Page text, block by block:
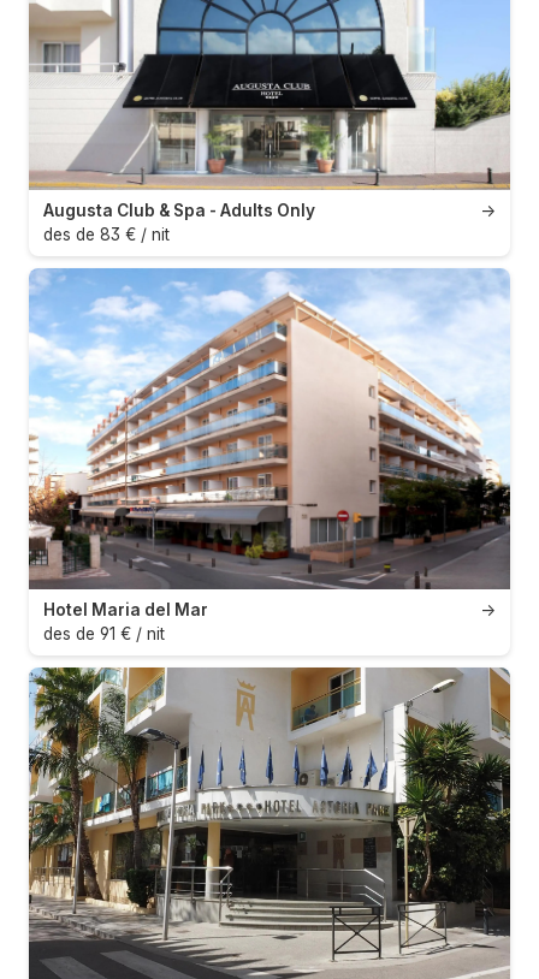
→
Augusta Club & Spa - Adults Only
des de 83 € / nit
→
Hotel Maria del Mar
des de 91 € / nit